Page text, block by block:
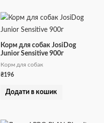
Корм для собак JosiDog
Junior Sensitive 900г
Корм для собак
₴196
Додати в кошик